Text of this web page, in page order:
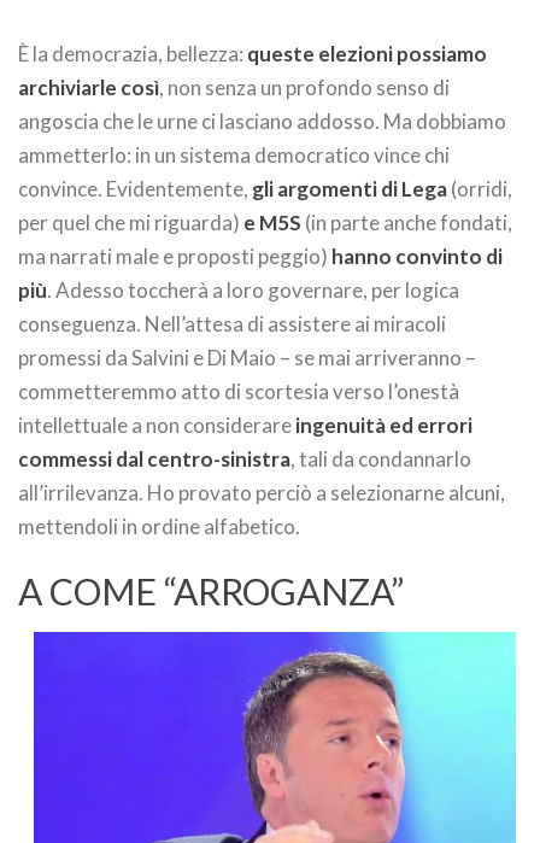
È la democrazia, bellezza: queste elezioni possiamo
archiviarle così, non senza un profondo senso di
angoscia che le urne ci lasciano addosso. Ma dobbiamo
ammetterlo: in un sistema democratico vince chi
convince. Evidentemente, gli argomenti di Lega(orridi,
per quel che mi riguarda) e M5S (in parte anche fondati,
ma narrati male e proposti peggio) hanno convinto di
più. Adesso toccherà a loro governare, per logica
conseguenza. Nell’attesa di assistere ai miracoli
promessi da Salvini e Di Maio – se mai arriveranno –
commetteremmo atto di scortesia verso l’onestà
intellettuale a non considerareingenuità ed errori
commessi dal centro-sinistra, tali da condannarlo
all’irrilevanza. Ho provato perciò a selezionarne alcuni,
mettendoli in ordine alfabetico.
A COME “ARROGANZA”